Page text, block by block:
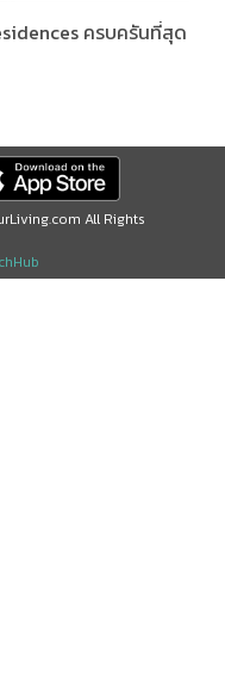
ครบครันที่สุด
All Rights